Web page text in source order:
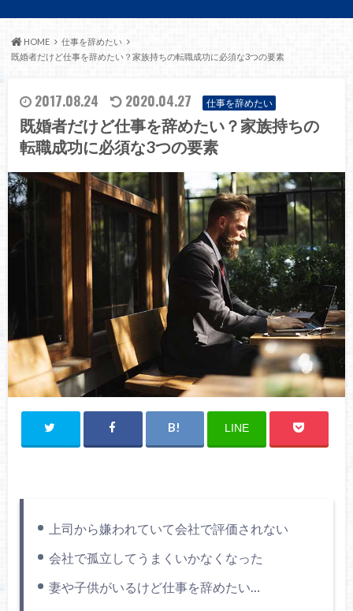
HOME
仕事を辞めたい
既婚者だけど仕事を辞めたい？家族持ちの転職成功に必須な3つの要素
2017.08.24 2020.04.27 仕事を辞めたい
既婚者だけど仕事を辞めたい？家族持ちの
転職成功に必須な3つの要素
LINE
上司から嫌われていて会社で評価されない
会社で孤立してうまくいかなくなった
妻や子供がいるけど仕事を辞めたい…